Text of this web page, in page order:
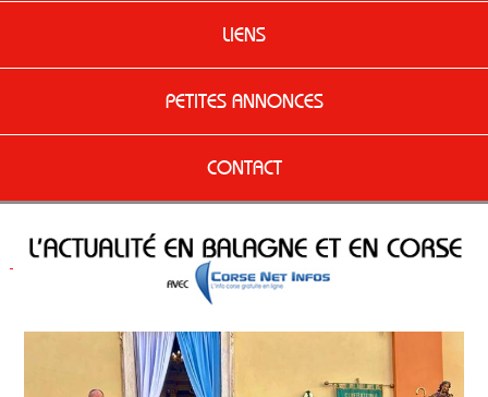
LIENS
PETITES ANNONCES
CONTACT